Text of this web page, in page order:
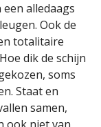
alledaags
Ook de
totalitaire
dik de schijn
soms
Staat en
samen,